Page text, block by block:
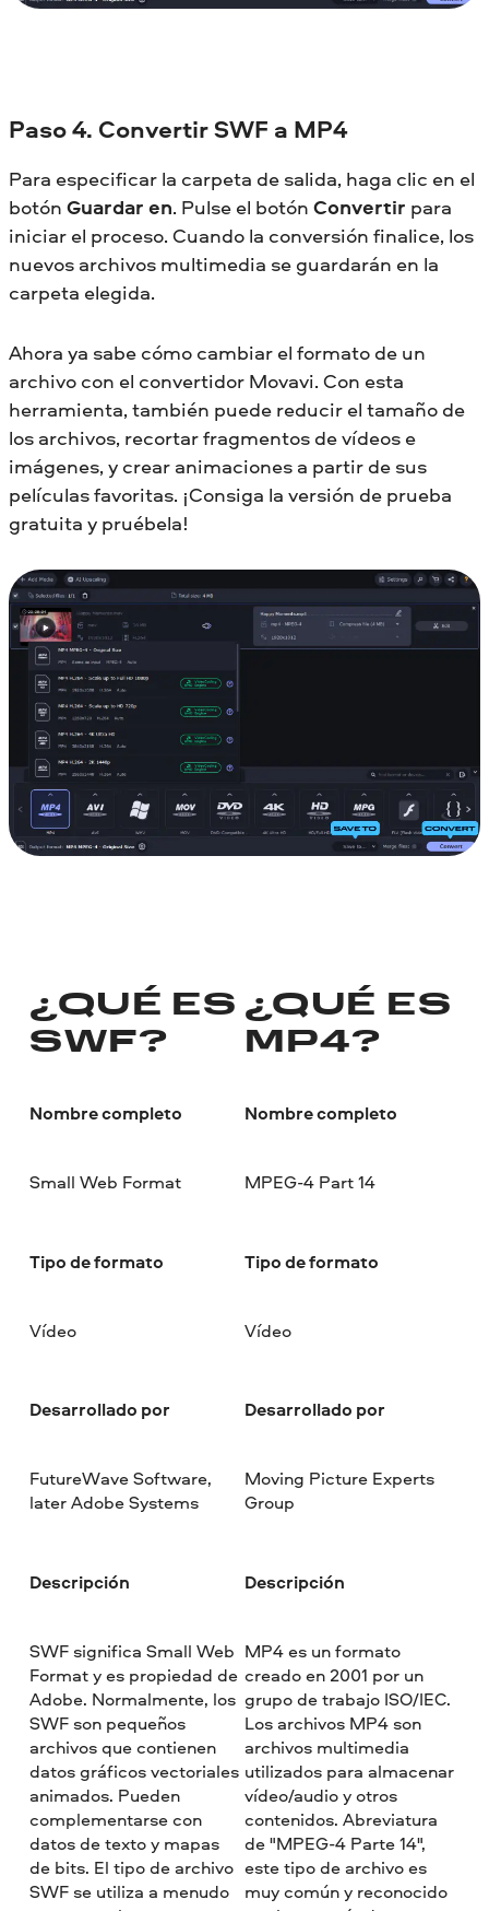
Paso 4. Convertir SWF a MP4
Para especificar la carpeta de salida, haga clic en el
botón Guardar en. Pulse el botón Convertir para
iniciar el proceso. Cuando la conversión finalice, los
nuevos archivos multimedia se guardarán en la
carpeta elegida.
Ahora ya sabe cómo cambiar el formato de un
archivo con el convertidor Movavi. Con esta
herramienta, también puede reducir el tamaño de
los archivos, recortar fragmentos de vídeos e
imágenes, y crear animaciones a partir de sus
películas favoritas. ¡Consiga la versión de prueba
gratuita y pruébela!
¿QUÉ ES
SWF?
Nombre completo
Small Web Format
Tipo de formato
Vídeo
Desarrollado por
FutureWave Software,
later Adobe Systems
Descripción
SWF significa Small Web
Format y es propiedad de
Adobe. Normalmente, los
SWF son pequeños
archivos que contienen
datos gráficos vectoriales
animados. Pueden
complementarse con
datos de texto y mapas
de bits. El tipo de archivo
SWF se utiliza a menudo
¿QUÉ ES
MP4?
Nombre completo
MPEG-4 Part 14
Tipo de formato
Vídeo
Desarrollado por
Moving Picture Experts
Group
Descripción
MP4 es un formato
creado en 2001 por un
grupo de trabajo ISO/IEC.
Los archivos MP4 son
archivos multimedia
utilizados para almacenar
vídeo/audio y otros
contenidos. Abreviatura
de "MPEG-4 Parte 14",
este tipo de archivo es
muy común y reconocido